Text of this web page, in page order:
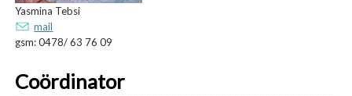
Yasmina Tebsi
mail
gsm: 0478/ 63 76 09
Coördinator